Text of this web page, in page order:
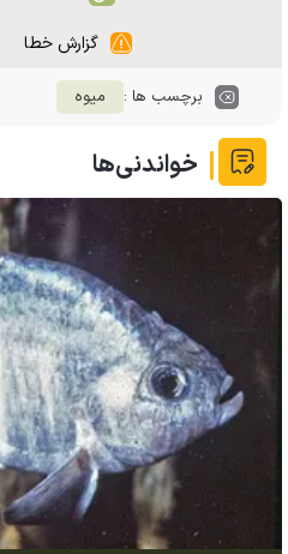
گزارش خطا
برچسب ها : میوه
خواندنی‌ها